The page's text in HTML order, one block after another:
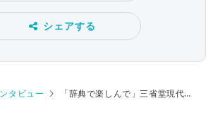
シェアする
タビュー 「辞典で楽しんで」三省堂現代新国語辞典に込められた願い